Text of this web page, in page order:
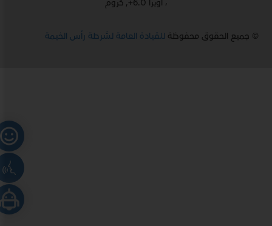
، اوبرا 6.0+, كروم
© جميع الحقوق محفوظةللقيادة العامة لشرطة رأس الخيمة